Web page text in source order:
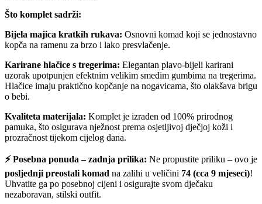
Što komplet sadrži:
Bijela majica kratkih rukava: Osnovni komad koji se jednostavno
kopča na ramenu za brzo i lako presvlačenje.
Karirane hlačice s tregerima: Elegantan plavo-bijeli karirani
uzorak upotpunjen efektnim velikim smeđim gumbima na tregerima.
Hlačice imaju praktično kopčanje na nogavicama, što olakšava brigu
o bebi.
Kvaliteta materijala: Komplet je izrađen od 100% prirodnog
pamuka, što osigurava nježnost prema osjetljivoj dječjoj koži i
prozračnost tijekom cijelog dana.
⚡ Posebna ponuda – zadnja prilika: Ne propustite priliku – ovo je
posljednji preostali komad na zalihi u veličini 74 (cca 9 mjeseci)!
Uhvatite ga po posebnoj cijeni i osigurajte svom dječaku
nezaboravan, stilski outfit.